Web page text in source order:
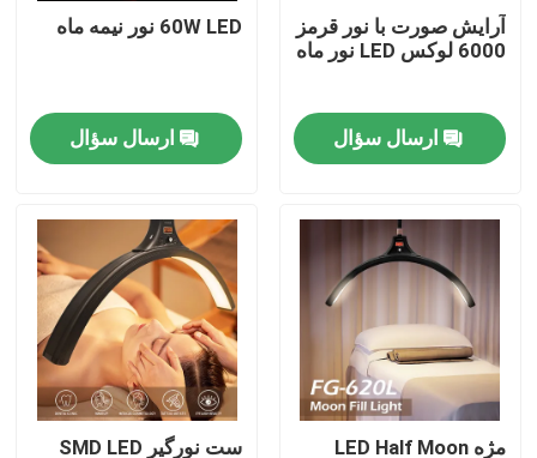
تور کارخانه
کنترل کیفیت
با ما تماس بگیرید
اخبار
پرونده ها
چراغ های ال ای دی ویدئو استودیو
آرایش صورت با نور قرمز
6000 لوکس LED نور ماه
ارسال سؤال
60W LED نور نیمه ماه
ارسال سؤال
مژه LED Half Moon ست نورگیر SMD LED